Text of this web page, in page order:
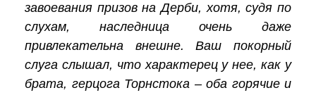
завоевания призов на Дерби, хотя, судя по
слухам, наследница очень даже
привлекательна внешне. Ваш покорный
слуга слышал, что характерец у нее, как у
брата, герцога Торнстока – оба горячие и